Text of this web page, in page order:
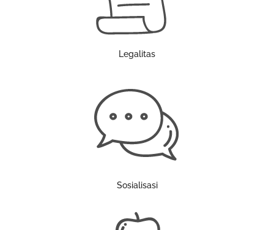
Legalitas
Sosialisasi